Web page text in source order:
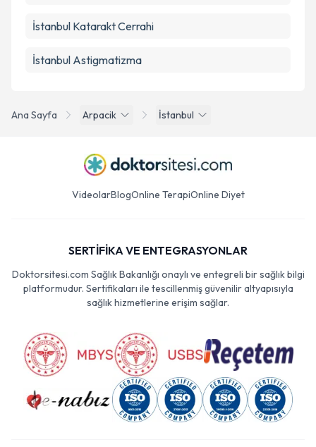
Ana Sayfa Arpacik İstanbul
İstanbul Katarakt Cerrahi
İstanbul Astigmatizma
VideolarBlogOnline TerapiOnline Diyet
SERTİFİKA VE ENTEGRASYONLAR
Doktorsitesi.com Sağlık Bakanlığı onaylı ve entegreli bir sağlık bilgi
platformudur. Sertifikaları ile tescillenmiş güvenilir altyapısıyla
sağlık hizmetlerine erişim sağlar.